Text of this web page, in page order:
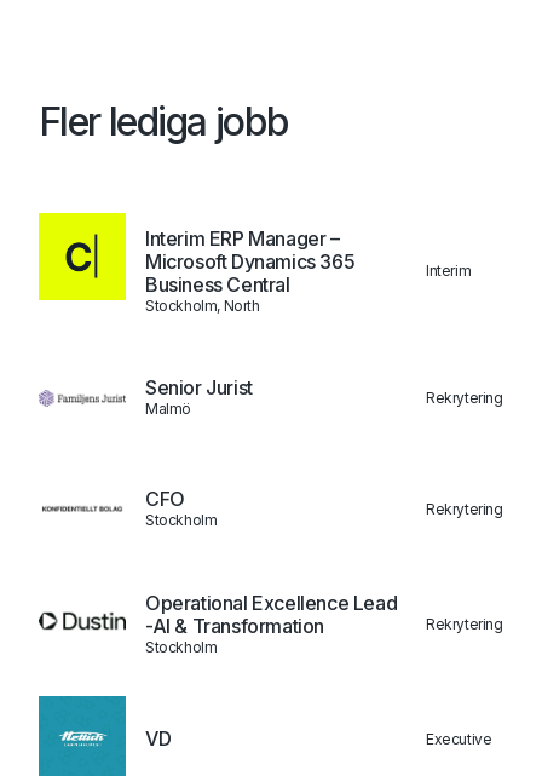
Fler lediga jobb
Interim ERP Manager –
Microsoft Dynamics 365
Business Central
Stockholm, North
Interim
Senior Jurist
Malmö
Rekrytering
CFO
Stockholm
Rekrytering
Operational Excellence Lead
-AI & Transformation
Stockholm
Rekrytering
VD Executive